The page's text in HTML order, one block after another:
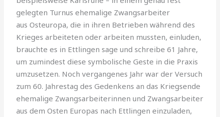
gelegten Turnus ehemalige Zwangsarbeiter
aus Osteuropa, die in ihren Betrieben während des
Krieges arbeiteten oder arbeiten mussten, einluden,
brauchte es in Ettlingen sage und schreibe 61 Jahre,
um zumindest diese symbolische Geste in die Praxis
umzusetzen. Noch vergangenes Jahr war der Versuch
zum 60. Jahrestag des Gedenkens an das Kriegsende
ehemalige Zwangsarbeiterinnen und Zwangsarbeiter
aus dem Osten Europas nach Ettlingen einzuladen,